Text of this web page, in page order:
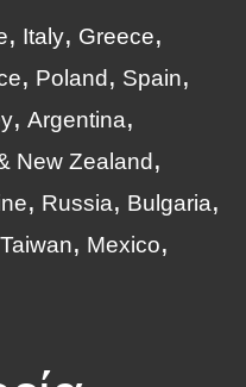
Italy
Greece
Poland
Spain
Argentina
New Zealand
Russia
Bulgaria
Taiwan
Mexico